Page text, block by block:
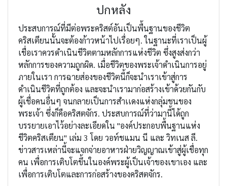
ปกหลัง
ประสบการณ์ที่มีต่อพระคริสต์อันเป็นพื้นฐานของชีวิต
คริสเตียนนั้นจะต้องก้าวหน้าไปเรื่อยๆ. ในฐานะที่เราเป็นผู้
เชื่อเราควรดำเนินชีวิตตามหลักการแห่งชีวิต ซึ่งสูงส่งกว่า
หลักการของความถูกผิด. เมื่อชีวิตของพระเจ้าดำเนินการอยู่
ภายในเรา การฉายส่องของชีวิตนี้ก็จะนำเราเข้าสู่การ
ดำเนินชีวิตที่ถูกต้อง และจะนำเรามาก่อสร้างเข้าด้วยกันกับ
ผู้เชื่อคนอื่นๆ จนกลายเป็นการสำเเดงแห่งกลุ่มชนของ
พระเจ้า ซึ่งก็คือคริสตจักร. ประสบการณ์ที่ว่ามานี้ได้ถูก
บรรยายเอาไว้อย่างละเอียดใน "องค์ประกอบพื้นฐานแห่ง
ชีวิตคริสเตียน" เล่ม 3 โดย วอท์ชแมน นี และ วิทเนส ลี.
ข่าวสารเหล่านี้จะแจกจ่ายอาหารฝ่ายวิญญาณเข้าสู่ผู้เชื่อทุก
คน เพื่อการเติบโตขึ้นในองค์พระผู้เป็นเจ้าของเขาเอง และ
เพื่อการเติบโตและการก่อสร้างของคริสตจักร.